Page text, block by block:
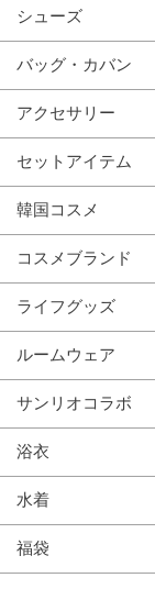
シューズ
バッグ・カバン
アクセサリー
セットアイテム
韓国コスメ
コスメブランド
ライフグッズ
ルームウェア
サンリオコラボ
浴衣
水着
福袋